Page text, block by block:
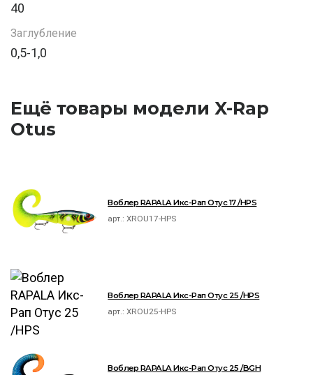
40
Заглубление
0,5-1,0
Ещё товары модели X-Rap
Otus
Воблер RAPALA Икс-Рап Отус 17 /HPS
арт.:XROU17-HPS
Воблер RAPALA Икс-Рап Отус 25 /HPS
арт.:XROU25-HPS
Воблер RAPALA Икс-Рап Отус 25 /BGH